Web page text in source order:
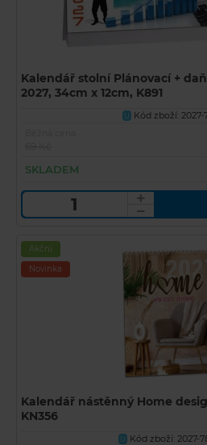
Kalendář stolní Plánovací +
2027, 34cm x 12cm, K891
U
Kód zboží: 2027-
SKLADEM
Akční
Novinka
Kalendář nástěnný Home
KN356
U
Kód zboží: 2027-